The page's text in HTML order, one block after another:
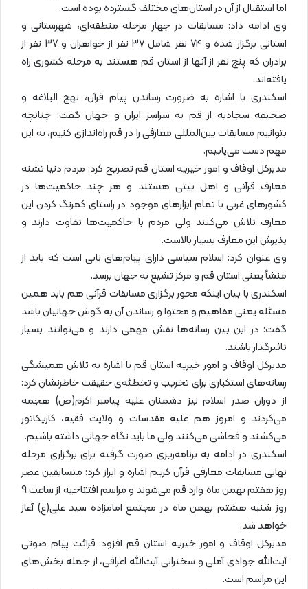
اما استقبال از آن در استان‌های مختلف گسترده بوده است.
وی ادامه داد: مسابقات در چهار مرحله منطقه‌ای، شهرستانی و
استانی برگزار شده و 74 نفر شامل 37 نفر از خواهران و 37 نفر از
برادران که پنج نفر از آنها از استان قم هستند به مرحله کشوری راه
یافته‌اند.
اسکندری با اشاره به ضرورت رساندن پیام قرآن، نهج البلاغه و
صحیفه سجادیه از قم به سراسر ایران و جهان گفت: چنانچه
بتوانیم مسابقات بین‌المللی معارفی را در قم راه‌اندازی کنیم، به این
مهم دست می‌یابیم.
مدیرکل اوقاف و امور خیریه استان قم تصریح کرد: مردم دنیا تشنه
معارف قرآنی و اهل بیتی هستند و هر چند حاکمیت‌ها در
کشورهای غربی با تمام ابزارهای موجود در راستای کمرنگ کردن این
معارف تلاش می‌کنند ولی مردم با حاکمیت‌ها تفاوت دارند و
پذیرش این معارف بسیار بالاست.
وی عنوان کرد: اسلام سیاسی دارای پیام‌های نابی است که باید از
منشأ یعنی استان قم و مرکز تشیع به جهان برسد.
اسکندری با بیان اینکه محور برگزاری مسابقات قرآنی هم باید همین
مسئله یعنی مفاهیم و محتوا و رساندن آن به گوش جهانیان باشد
گفت: در این بین رسانه‌ها نقش مهمی دارند و می‌توانند بسیار
تاثیرگذار باشند.
مدیرکل اوقاف و امور خیریه استان قم با اشاره به تلاش همیشگی
رسانه‌های استکباری برای تخریب و تخطئه‌ی حقیقت خاطرنشان کرد:
از دوران صدر اسلام نیز دشمنان علیه پیامبر اکرم(ص) هجمه
می‌کردند و امروز هم علیه مقدسات و ولایت فقیه، کاریکاتور
می‌کشند و فحاشی می‌کنند ولی ما باید نگاه جهانی داشته باشیم.
اسکندری در ادامه به برنامه‌ریزی صورت گرفته برای برگزاری مرحله
نهایی مسابقات معارفی قرآن کریم اشاره و ابراز کرد: متسابقین عصر
روز هفتم بهمن ماه وارد قم می‌شوند و مراسم افتتاحیه از ساعت 9
روز شنبه هشتم بهمن ماه در مجتمع امامزاده سید علی(ع) آغاز
خواهد شد.
مدیرکل اوقاف و امور خیریه استان قم افزود: قرائت پیام صوتی
آیت‌الله جوادی آملی و سخنرانی آیت‌الله اعرافی، از جمله بخش‌های
این مراسم است.